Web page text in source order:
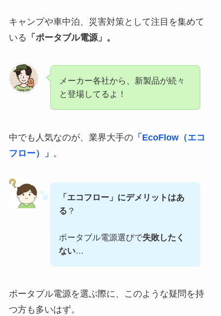
キャンプや車中泊、災害対策として注目を集めて
いる 「ポータブル電源」。
メーカー各社から、新製品が続々
と登場してるよ！
中でも人気なのが、業界大手の「EcoFlow（エコ
フロー）」 。
「エコフロー」にデメリットはあ
る ？
ポータブル電源選びで失敗したく
ない…
ポータブル電源を選ぶ際に、このような疑問を持
つ方も多いはず。